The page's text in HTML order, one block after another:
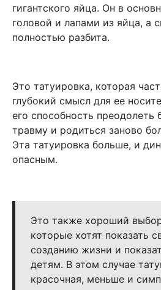
гигантского яйца. Он в
головой и лапами из яйца, а
полностью разбита.
Это татуировка, которая
глубокий смысл для ее
его способность
травму и родиться заново
Эта татуировка больше, и
опасным.
Это также хороший
которые хотят показать
созданию жизни и
детям. В этом случае
красочная, меньше и